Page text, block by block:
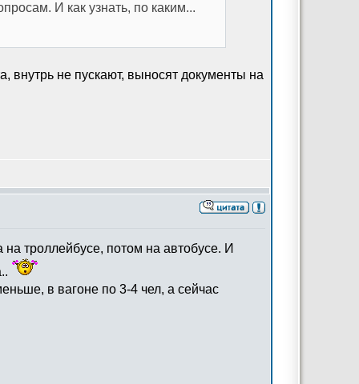
И как узнать, по каким...
внутрь не пускают, выносят документы на
троллейбусе, потом на автобусе. И
в вагоне по 3-4 чел, а сейчас